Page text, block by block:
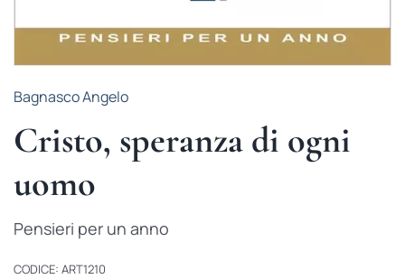
Bagnasco Angelo
Cristo, speranza di ogni
uomo
Pensieri per un anno
CODICE: ART1210